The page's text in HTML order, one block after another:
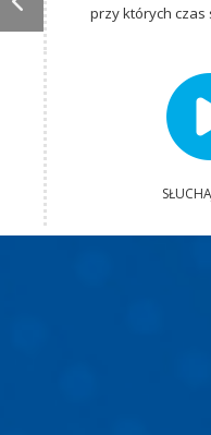
przy których